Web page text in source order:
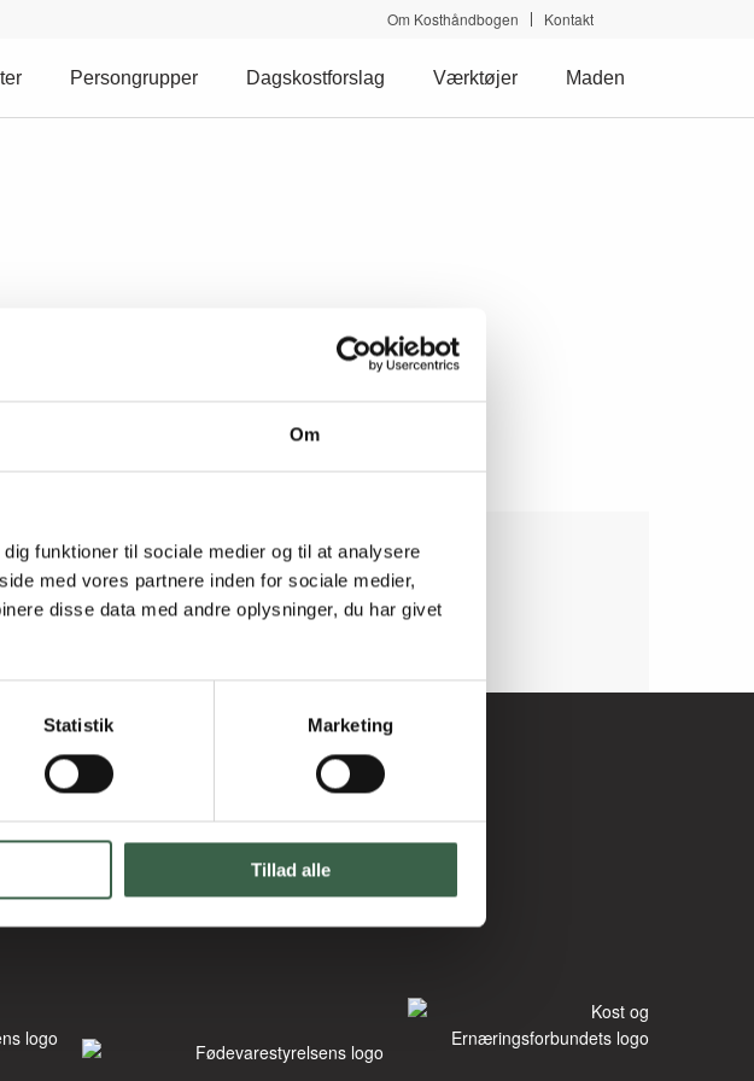
Om
funktioner til sociale medier og til at analysere
med vores partnere inden for sociale medier,
disse data med andre oplysninger, du har givet
Statistik Marketing
Tillad alle
Om Kosthåndbogen Kontakt
Persongrupper Dagskostforslag Værktøjer Maden